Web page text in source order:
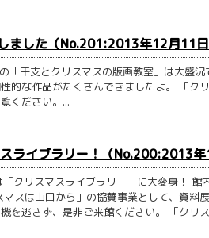
ました（No.201:2013年12月11日
「干支とクリスマスの版画教室」は大盛
的な作品がたくさんできましたよ。 「
ください。...
ライブラリー！（No.200:2013年
クリスマスライブラリー」に大変身！
スは山口から」の協賛事業として、資料
を逃さず、是非ご来館ください。 「クリ